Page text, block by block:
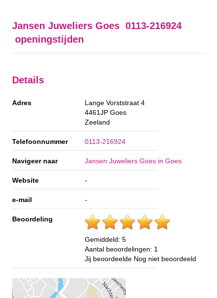
Jansen Juweliers Goes 0113-216924
openingstijden
Details
Adres
Lange Vorststraat 4
4461JP Goes
Zeeland
Telefoonnummer 0113-216924
Navigeer naar Jansen Juweliers Goes in Goes
Website -
e-mail -
Beoordeling
Gemiddeld: 5
Aantal beoordelingen: 1
Jij beoordeelde Nog niet beoordeeld